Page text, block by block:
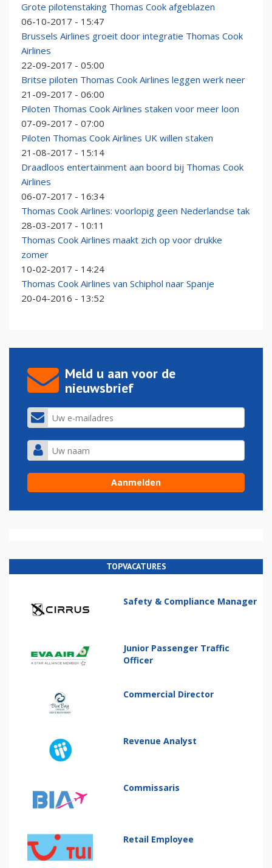
Grote pilotenstaking Thomas Cook afgeblazen
06-10-2017 - 15:47
Brussels Airlines groeit door integratie Thomas Cook
Airlines
22-09-2017 - 05:00
Britse piloten Thomas Cook Airlines leggen werk neer
21-09-2017 - 06:00
Piloten Thomas Cook Airlines staken voor meer loon
07-09-2017 - 07:00
Piloten Thomas Cook Airlines UK willen staken
21-08-2017 - 15:14
Draadloos entertainment aan boord bij Thomas Cook
Airlines
06-07-2017 - 16:34
Thomas Cook Airlines: voorlopig geen Nederlandse tak
28-03-2017 - 10:11
Thomas Cook Airlines maakt zich op voor drukke
zomer
10-02-2017 - 14:24
Thomas Cook Airlines van Schiphol naar Spanje
20-04-2016 - 13:52
Meld u aan voor de
nieuwsbrief
TOPVACATURES
Safety & Compliance Manager
Junior Passenger Traffic
Officer
Commercial Director
Revenue Analyst
Commissaris
Retail Employee